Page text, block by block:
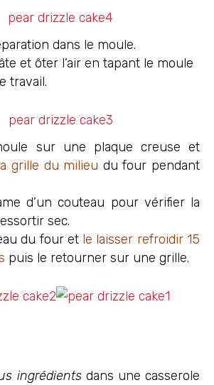
dans le moule.
et ôter l’air en tapant le moule
travail.
sur une plaque creuse et
grille du milieu du four pendant
d’un couteau pour vérifier la
sec.
du four etle laisser refroidir 15
puis le retourner sur une grille.
ingrédientsdans une casserole